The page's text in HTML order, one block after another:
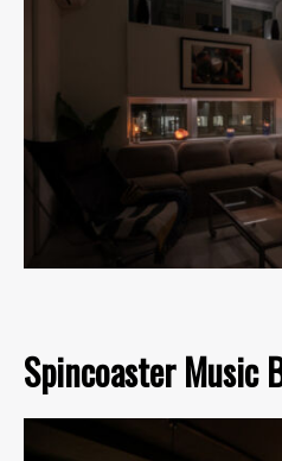
Spincoaster Music